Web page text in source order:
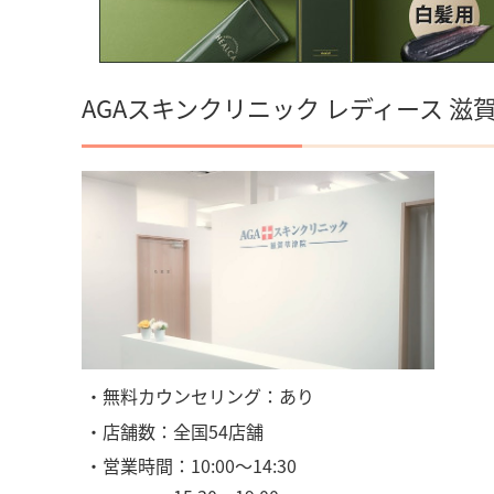
AGAスキンクリニック レディース 滋
・無料カウンセリング：あり
・店舗数：全国54店舗
・営業時間：10:00〜14:30